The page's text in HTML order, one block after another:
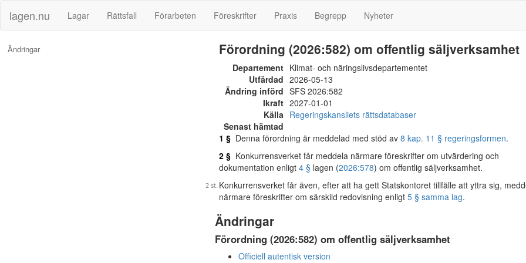
lagen.nu Lagar Rättsfall Förarbeten Föreskrifter Praxis Begrepp Nyheter
Ändringar Förordning (2026:582) om offentlig säljverksamhet
Departement Klimat- och näringslivsdepartementet
Utfärdad 2026-05-13
Ändring införd SFS 2026:582
Ikraft 2027-01-01
Källa Regeringskansliets rättsdatabaser
Senast hämtad
1 § Denna förordning är meddelad med stöd av 8 kap. 11 § regeringsformen.
2 § Konkurrensverket får meddela närmare föreskrifter om utvärdering och
dokumentation enligt 4 § lagen (2026:578) om offentlig säljverksamhet.
Konkurrensverket får även, efter att ha gett Statskontoret tillfälle att yttra sig,
närmare föreskrifter om särskild redovisning enligt 5 § samma lag.
Ändringar
Förordning (2026:582) om offentlig säljverksamhet
Officiell autentisk version